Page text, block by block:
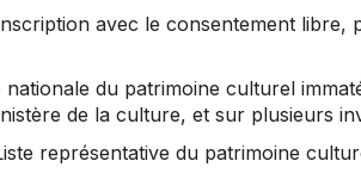
avec le consentement libre,
nationale du patrimoine culturel
de la culture, et sur plusieurs
représentative du patrimoine